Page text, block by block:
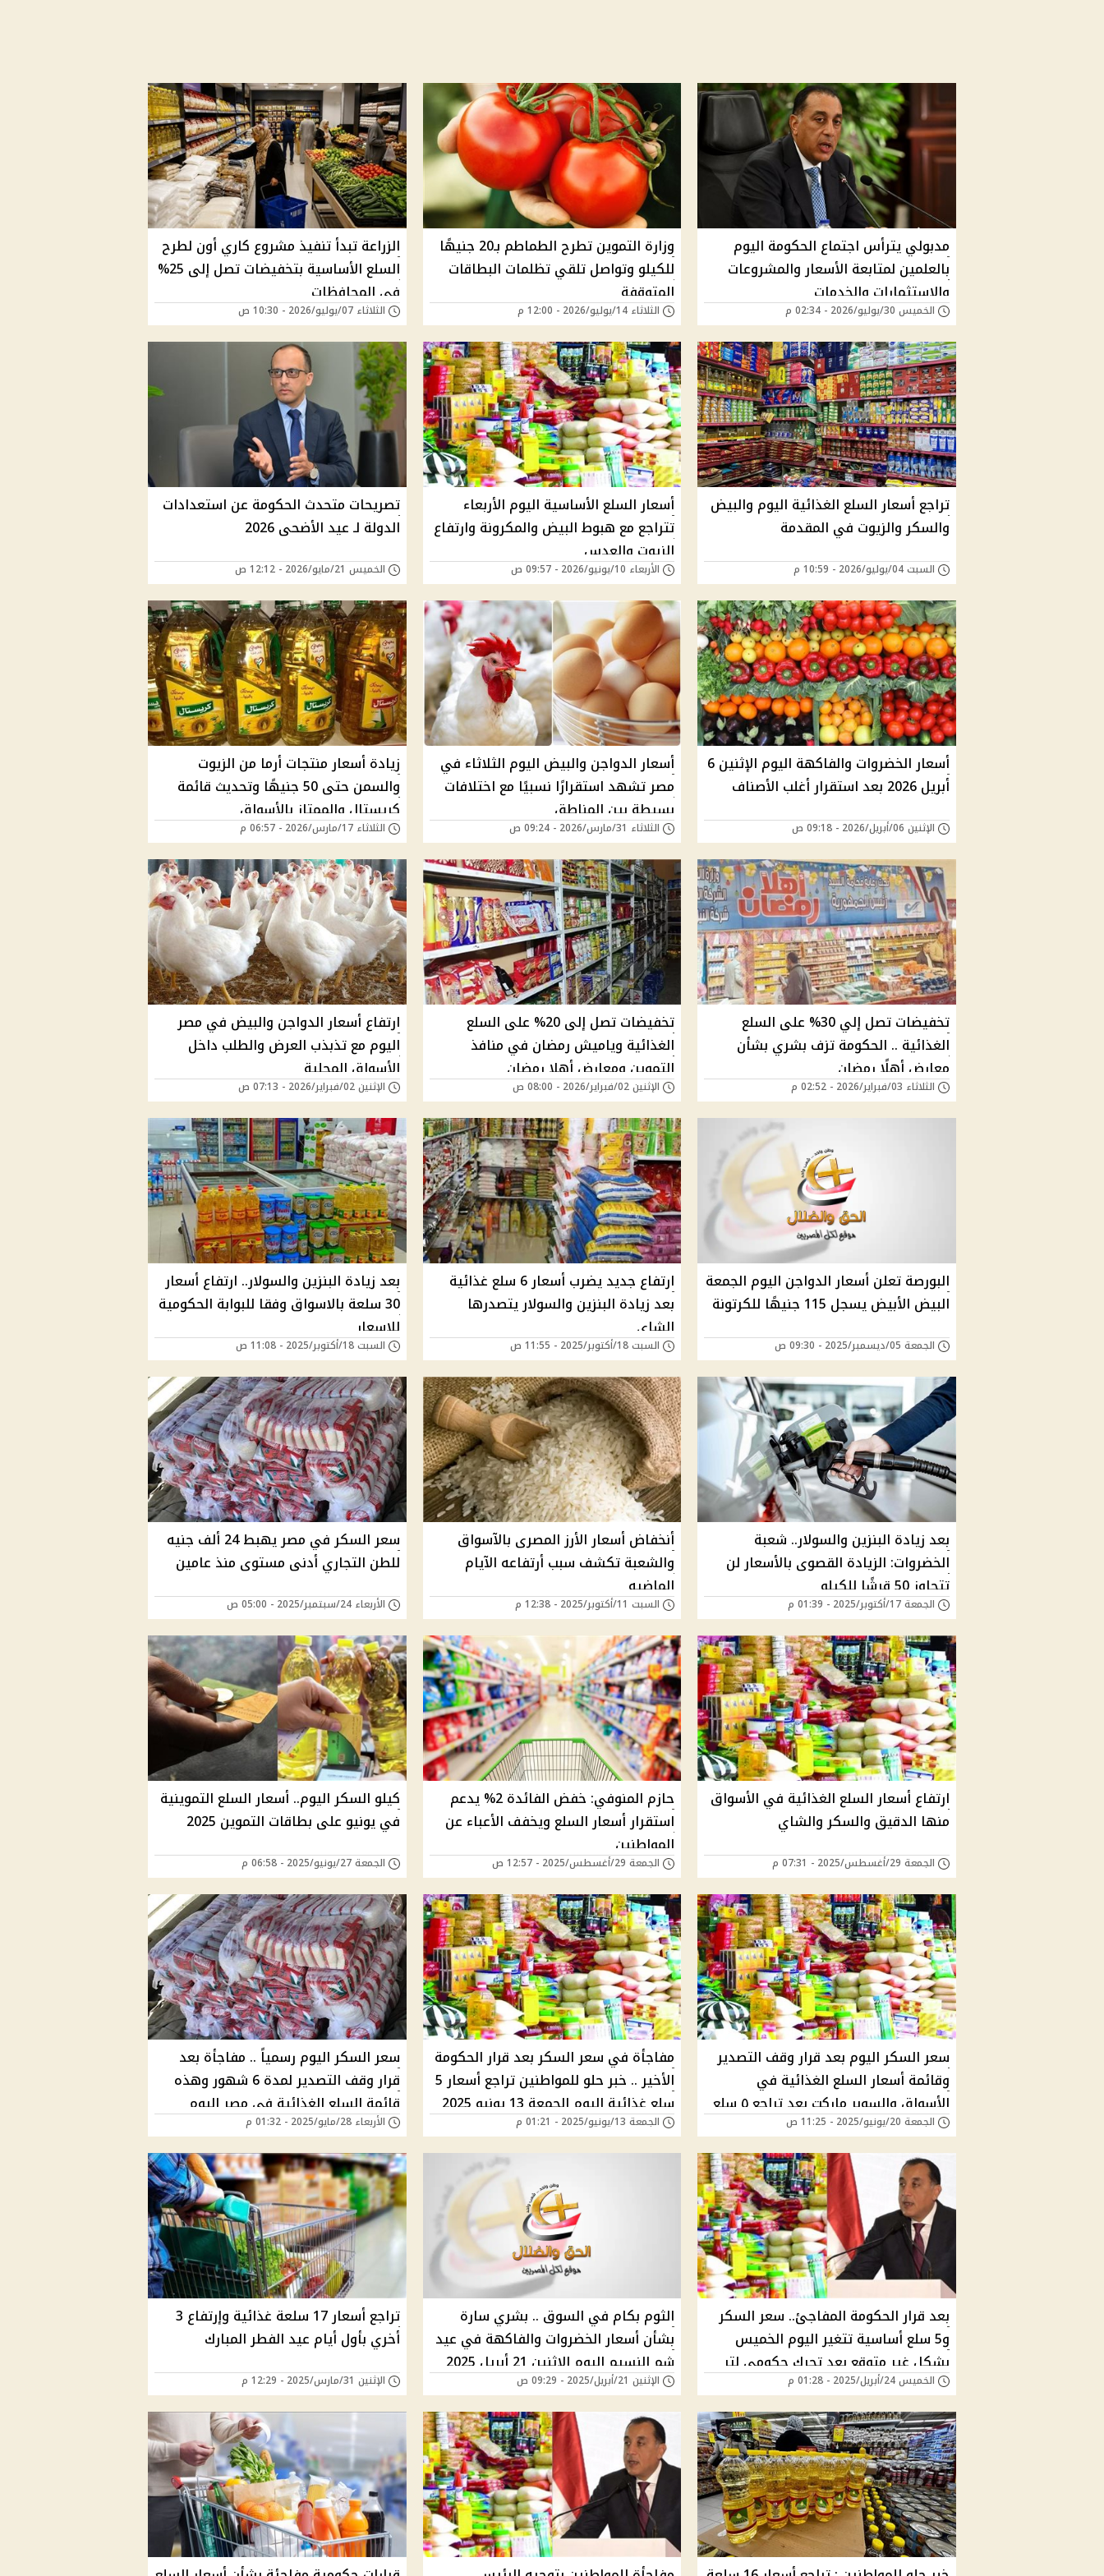
مدبولي يترأس اجتماع الحكومة اليوم
بالعلمين لمتابعة الأسعار والمشروعات
والاستثمارات والخدمات
الخميس 30/يوليو/2026 - 02:34 م
وزارة التموين تطرح الطماطم بـ20 جنيهًا
للكيلو وتواصل تلقي تظلمات البطاقات
المتوقفة
الثلاثاء 14/يوليو/2026 - 12:00 م
الزراعة تبدأ تنفيذ مشروع كاري أون لطرح
السلع الأساسية بتخفيضات تصل إلى 25%
في المحافظات
الثلاثاء 07/يوليو/2026 - 10:30 ص
تراجع أسعار السلع الغذائية اليوم والبيض
والسكر والزيوت في المقدمة
السبت 04/يوليو/2026 - 10:59 م
أسعار السلع الأساسية اليوم الأربعاء
تتراجع مع هبوط البيض والمكرونة وارتفاع
الزيوت والعدس
الأربعاء 10/يونيو/2026 - 09:57 ص
تصريحات متحدث الحكومة عن استعدادات
الدولة لـ عيد الأضحى 2026
الخميس 21/مايو/2026 - 12:12 ص
أسعار الخضروات والفاكهة اليوم الإثنين 6
أبريل 2026 بعد استقرار أغلب الأصناف
الإثنين 06/أبريل/2026 - 09:18 ص
أسعار الدواجن والبيض اليوم الثلاثاء في
مصر تشهد استقرارًا نسبيًا مع اختلافات
بسيطة بين المناطق
الثلاثاء 31/مارس/2026 - 09:24 ص
زيادة أسعار منتجات أرما من الزيوت
والسمن حتى 50 جنيهًا وتحديث قائمة
كريستال والممتاز بالأسواق
الثلاثاء 17/مارس/2026 - 06:57 م
تخفيضات تصل إلي 30% على السلع
الغذائية .. الحكومة تزف بشري بشأن
معارض أهلًا رمضان
الثلاثاء 03/فبراير/2026 - 02:52 م
تخفيضات تصل إلى 20% على السلع
الغذائية وياميش رمضان في منافذ
التموين ومعارض أهلا رمضان
الإثنين 02/فبراير/2026 - 08:00 ص
ارتفاع أسعار الدواجن والبيض في مصر
اليوم مع تذبذب العرض والطلب داخل
الأسواق المحلية
الإثنين 02/فبراير/2026 - 07:13 ص
البورصة تعلن أسعار الدواجن اليوم الجمعة
البيض الأبيض يسجل 115 جنيهًا للكرتونة
الجمعة 05/ديسمبر/2025 - 09:30 ص
ارتفاع جديد يضرب أسعار 6 سلع غذائية
بعد زيادة البنزين والسولار يتصدرها
الشاي
السبت 18/أكتوبر/2025 - 11:55 ص
بعد زيادة البنزين والسولار.. ارتفاع أسعار
30 سلعة بالاسواق وفقا للبوابة الحكومية
للاسعار
السبت 18/أكتوبر/2025 - 11:08 ص
بعد زيادة البنزين والسولار.. شعبة
الخضروات: الزيادة القصوى بالأسعار لن
تتجاوز 50 قرشًا للكيلو
الجمعة 17/أكتوبر/2025 - 01:39 م
أنخفاض أسعار الأرز المصرى بالآسواق
والشعبة تكشف سبب أرتفاعه الآيام
الماضيه
السبت 11/أكتوبر/2025 - 12:38 م
سعر السكر في مصر يهبط 24 ألف جنيه
للطن التجاري أدنى مستوى منذ عامين
الأربعاء 24/سبتمبر/2025 - 05:00 ص
ارتفاع أسعار السلع الغذائية في الأسواق
منها الدقيق والسكر والشاي
الجمعة 29/أغسطس/2025 - 07:31 م
حازم المنوفي: خفض الفائدة 2% يدعم
استقرار أسعار السلع ويخفف الأعباء عن
المواطنين
الجمعة 29/أغسطس/2025 - 12:57 ص
كيلو السكر اليوم.. أسعار السلع التموينية
في يونيو على بطاقات التموين 2025
الجمعة 27/يونيو/2025 - 06:58 م
سعر السكر اليوم بعد قرار وقف التصدير
وقائمة أسعار السلع الغذائية في
الأسواق والسوبر ماركت بعد تراجع ٥ سلع
وفق بيان بوابة معلومات مجلس الوزراء
الجمعة 20/يونيو/2025 - 11:25 ص
مفاجأة في سعر السكر بعد قرار الحكومة
الأخير .. خبر حلو للمواطنين تراجع أسعار 5
سلع غذائية اليوم الجمعة 13 يونيو 2025
وارتفاع مفاجئ بهذه السلعة
الجمعة 13/يونيو/2025 - 01:21 م
سعر السكر اليوم رسمياً .. مفاجأة بعد
قرار وقف التصدير لمدة 6 شهور وهذه
قائمة السلع الغذائية في مصر اليوم
الأربعاء 28/مايو/2025 - 01:32 م
بعد قرار الحكومة المفاجئ.. سعر السكر
و5 سلع أساسية تتغير اليوم الخميس
بشكل غير متوقع بعد تحرك حكومي لتر
الزيت بكام؟ "إنزل اشتري"
الخميس 24/أبريل/2025 - 01:28 م
الثوم بكام في السوق .. بشري سارة
بشأن أسعار الخضروات والفاكهة في عيد
شم النسيم اليوم الإثنين 21 أبريل 2025
حسب بيان سوق العبور
الإثنين 21/أبريل/2025 - 09:29 ص
تراجع أسعار 17 سلعة غذائية وإرتفاع 3
أخري بأول أيام عيد الفطر المبارك
الإثنين 31/مارس/2025 - 12:29 م